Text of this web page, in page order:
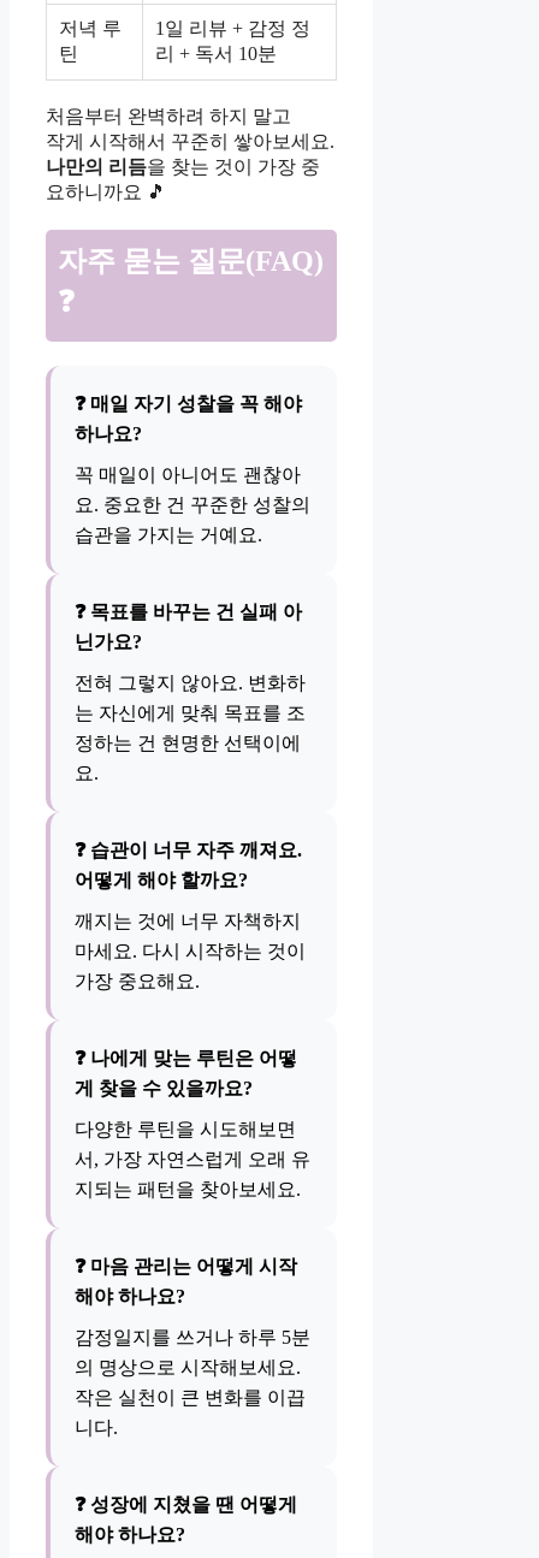
저녁 루
틴
1일 리뷰 + 감정 정
리 + 독서 10분
처음부터 완벽하려 하지 말고
작게 시작해서 꾸준히 쌓아보세요.
나만의 리듬을 찾는 것이 가장 중
요하니까요 🎵
자주 묻는 질문(FAQ)
❓
❓ 매일 자기 성찰을 꼭 해야
하나요?
꼭 매일이 아니어도 괜찮아
요. 중요한 건 꾸준한 성찰의
습관을 가지는 거예요.
❓ 목표를 바꾸는 건 실패 아
닌가요?
전혀 그렇지 않아요. 변화하
는 자신에게 맞춰 목표를 조
정하는 건 현명한 선택이에
요.
❓ 습관이 너무 자주 깨져요.
어떻게 해야 할까요?
깨지는 것에 너무 자책하지
마세요. 다시 시작하는 것이
가장 중요해요.
❓ 나에게 맞는 루틴은 어떻
게 찾을 수 있을까요?
다양한 루틴을 시도해보면
서, 가장 자연스럽게 오래 유
지되는 패턴을 찾아보세요.
❓ 마음 관리는 어떻게 시작
해야 하나요?
감정일지를 쓰거나 하루 5분
의 명상으로 시작해보세요.
작은 실천이 큰 변화를 이끕
니다.
❓ 성장에 지쳤을 땐 어떻게
해야 하나요?